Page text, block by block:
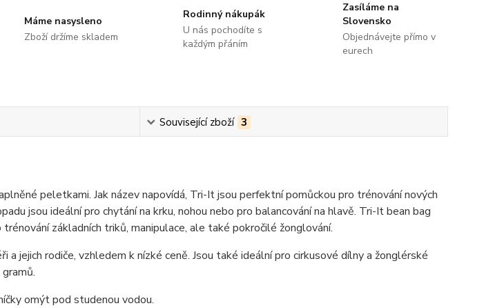
Máme nasysleno
Zboží držíme skladem
Rodinný nákupák
U nás pochodíte s
každým přáním
Zasíláme na
Slovensko
Objednávejte přímo v
eurech
Související zboží 3
peletkami. Jak název napovídá, Tri-It jsou perfektní pomůckou pro trénování nových
jsou ideální pro chytání na krku, nohou nebo pro balancování na hlavě. Tri-It bean bag
základních triků, manipulace, ale také pokročilé žonglování.
a jejich rodiče, vzhledem k nízké ceně. Jsou také ideální pro cirkusové dílny a žonglérské
omýt pod studenou vodou.